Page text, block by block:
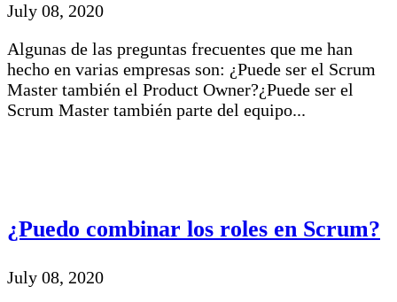
July 08, 2020
Algunas de las preguntas frecuentes que me han
hecho en varias empresas son: ¿Puede ser el Scrum
Master también el Product Owner?¿Puede ser el
Scrum Master también parte del equipo...
¿Puedo combinar los roles en Scrum?
July 08, 2020